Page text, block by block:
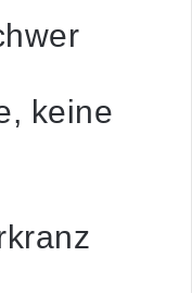
keine